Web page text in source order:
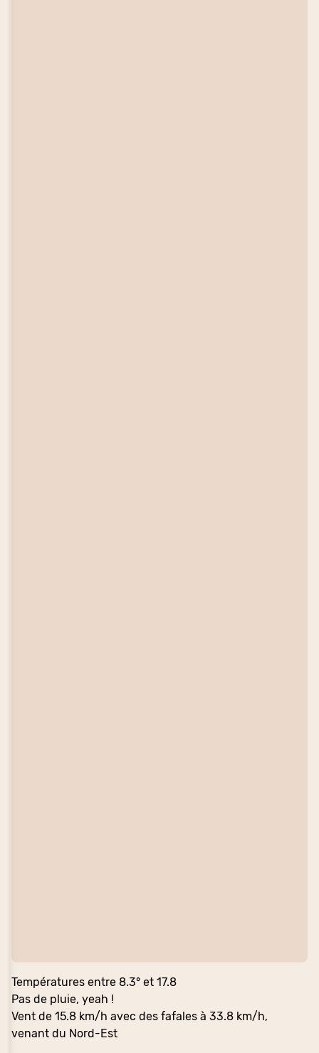
Températures entre 8.3° et 17.8
Pas de pluie, yeah !
Vent de 15.8 km/h avec des fafales à 33.8 km/h,
venant du Nord-Est